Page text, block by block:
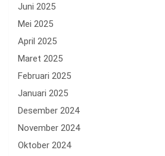
Juni 2025
Mei 2025
April 2025
Maret 2025
Februari 2025
Januari 2025
Desember 2024
November 2024
Oktober 2024